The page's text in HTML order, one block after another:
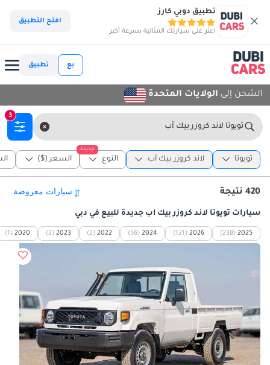
تطبيق دوبي كارز
اعثر على سيارتك المثالية بسرعة أكبر
افتح التطبيق
بع تطبيق
الشحن إلى الولايات المتحدة
تويوتا لاند كروزر بيك آب
3
تويوتا لاند كروزر بيك آب
جديدة
النوع السعر ($)
420 نتيجة
سيارات تويوتا لاند كروزر بيك آب جديدة للبيع في دبي
2025
(238)
2026
(121)
2024
(56)
2022
(2)
2023
(2)
2020
(1)